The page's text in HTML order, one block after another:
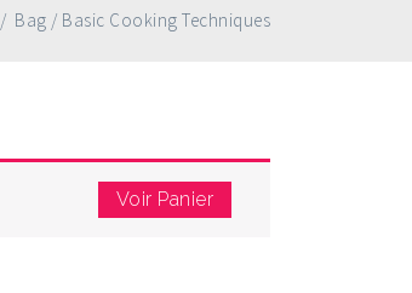
/ Bag / Basic Cooking Techniques
Voir Panier